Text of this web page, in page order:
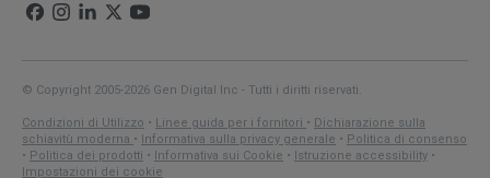
© Copyright 2005-2026 Gen Digital Inc - Tutti i diritti riservati.
Condizioni di Utilizzo • Linee guida per i fornitori • Dichiarazione sulla
schiavitù moderna • Informativa sulla privacy generale • Politica di consenso
• Politica dei prodotti • Informativa sui Cookie • Istruzione accessibility •
Impostazioni dei cookie